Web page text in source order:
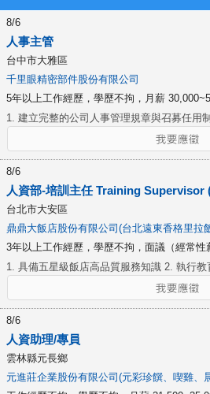
8/6
人事主管
台中市大雅區
千里眼精密部件股份有限公司
5年以上工作經歷，學歷不拘，月薪
1. 建立完整的公司人事管理規章與召募任用
優勢、辦法制定，如:招募、請假、離職、退
及建制行政流程供各部門使用 3. 人事異動
分析人力結構，降低企業非必要之成本支出
業的人才資本 6. 建立績效管理與薪酬制度，
力 7. 年度教育訓練規劃與執行
8/6
人資部-培訓主任 Training Supervisor
台北市大安區
鼎鼎大飯店股份有限公司(台北遠東香格里拉
3年以上工作經歷，學歷不拘，面議（經常性
1. 具備五星級飯店高品質服務知識 2. 執行
及授課 4. 線上訓練平台操作與追蹤 5. 學校
理 6. 協助申請實習生入台相關行政業務 7. 外訓聯
動協助與執行 9. 其他訓練行政事務
8/6
人資助理/專員
雲林縣元長鄉
元進莊企業股份有限公司(元彩珍饌、喫雞、